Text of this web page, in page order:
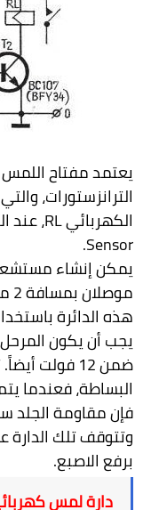
يعتمد مفتاح
الترانزستورات،
الكهربائيRL،
Sensor
.
يمكن إنشاء
يجب أن يكون
ضمن 12 فولت
البساطة، فعندما
فإن مقاومة الجلد
وتتوقف تلك
برفع الاصبع.
دارة لمس